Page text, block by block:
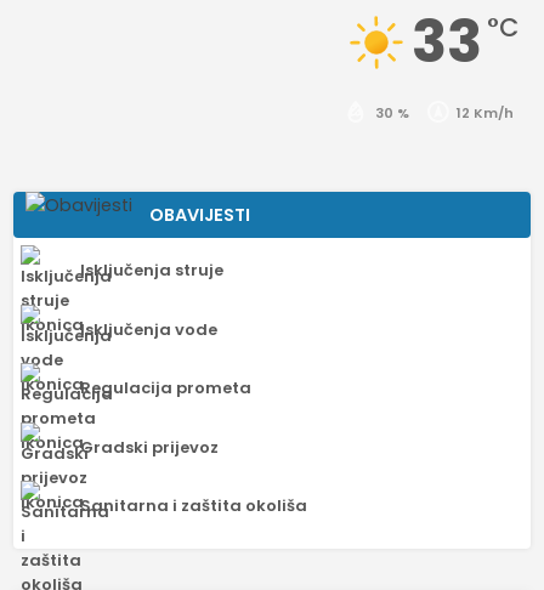
33 °C
30 % 12 Km/h
OBAVIJESTI
Isključenja struje
Isključenja vode
Regulacija prometa
Gradski prijevoz
Sanitarna i zaštita okoliša